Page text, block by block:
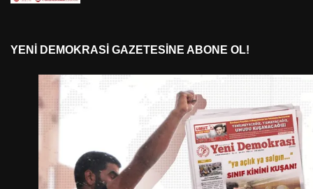
YENI DEMOKRASI GAZETESINE ABONE OL!